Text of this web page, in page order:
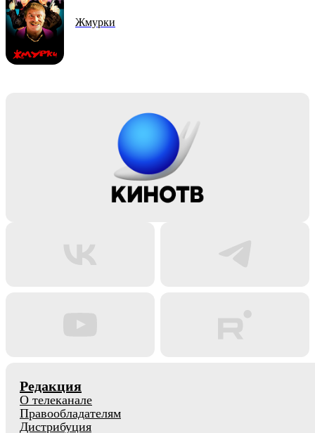
Жмурки
Редакция
О телеканале
Правообладателям
Дистрибуция